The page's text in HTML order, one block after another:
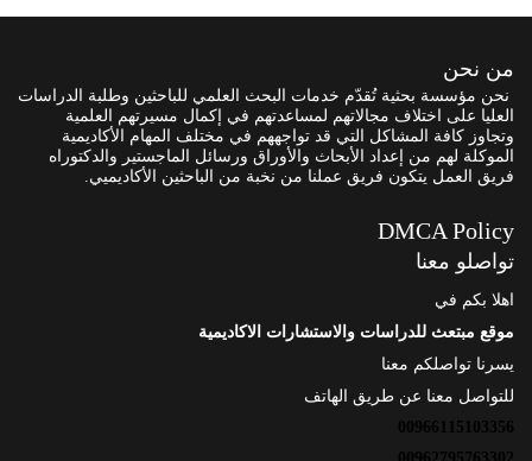
من نحن
نحن مؤسسة بحثية تُقدّم خدمات البحث العلمي للباحثين وطلبة الدراسات
العليا على اختلاف مجالاتهم لمساعدتهم في إكمال مسيرتهم العلمية
وتجاوز كافة المشاكل التي قد تواجههم في مختلف المهام الأكاديمية
الموكلة لهم من إعداد الأبحاث والأوراق ورسائل الماجستير والدكتوراه
فريق العمل يتكون فريق عملنا من نخبة من الباحثين الأكاديميي.
DMCA Policy
تواصلو معنا
اهلا بكم في
موقع مبتعث للدراسات والاستشارات الاكاديمية
يسرنا تواصلكم معنا
للتواصل معنا عن طريق الهاتف
00966115103356